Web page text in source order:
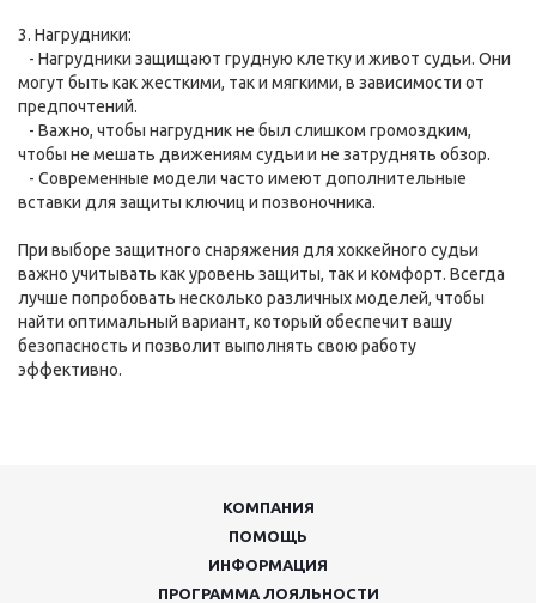
3. Нагрудники:
- Нагрудники защищают грудную клетку и живот судьи. Они
могут быть как жесткими, так и мягкими, в зависимости от
предпочтений.
- Важно, чтобы нагрудник не был слишком громоздким,
чтобы не мешать движениям судьи и не затруднять обзор.
- Современные модели часто имеют дополнительные
вставки для защиты ключиц и позвоночника.
При выборе защитного снаряжения для хоккейного судьи
важно учитывать как уровень защиты, так и комфорт. Всегда
лучше попробовать несколько различных моделей, чтобы
найти оптимальный вариант, который обеспечит вашу
безопасность и позволит выполнять свою работу
эффективно.
КОМПАНИЯ
ПОМОЩЬ
ИНФОРМАЦИЯ
ПРОГРАММА ЛОЯЛЬНОСТИ